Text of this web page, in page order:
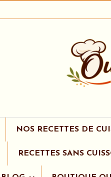
NOS RECETTES DE
RECETTES SANS